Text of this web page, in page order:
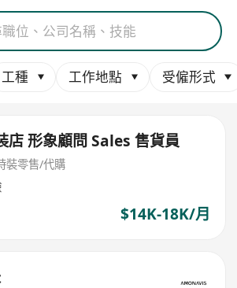
工種 工作地點 受僱形式
店 形象顧問 Sales 售貨員
裝零售/代購
$14K-18K/月